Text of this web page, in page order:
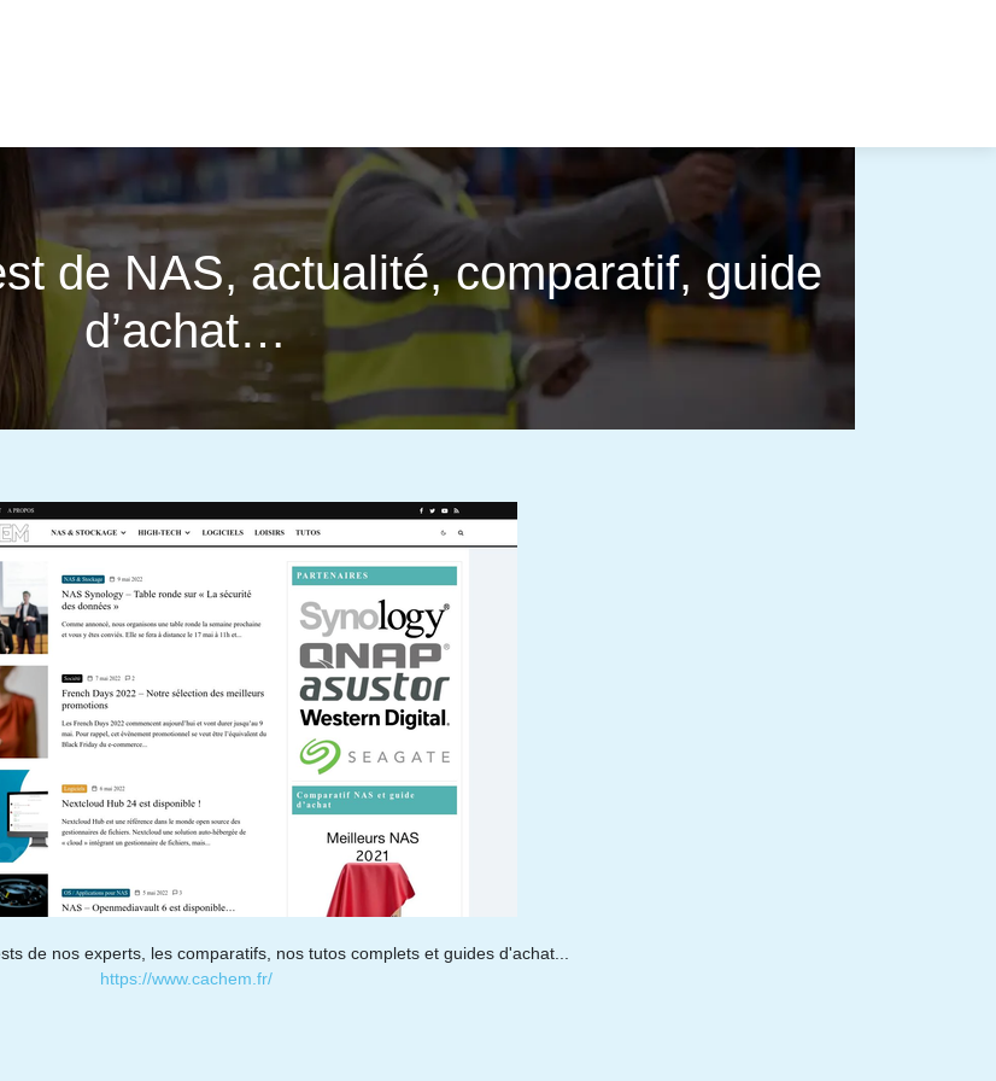
de NAS, actualité, comparatif, guide
d’achat…
de nos experts, les comparatifs, nos tutos complets et guides d'achat...
https://www.cachem.fr/